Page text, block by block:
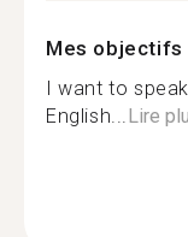
Mes objectifs
I want to
English...Lire